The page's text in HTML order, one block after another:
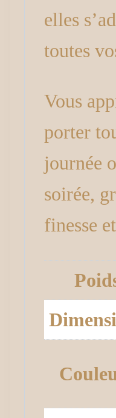
elles
toutes
Vous
porter
journée
soirée,
finesse